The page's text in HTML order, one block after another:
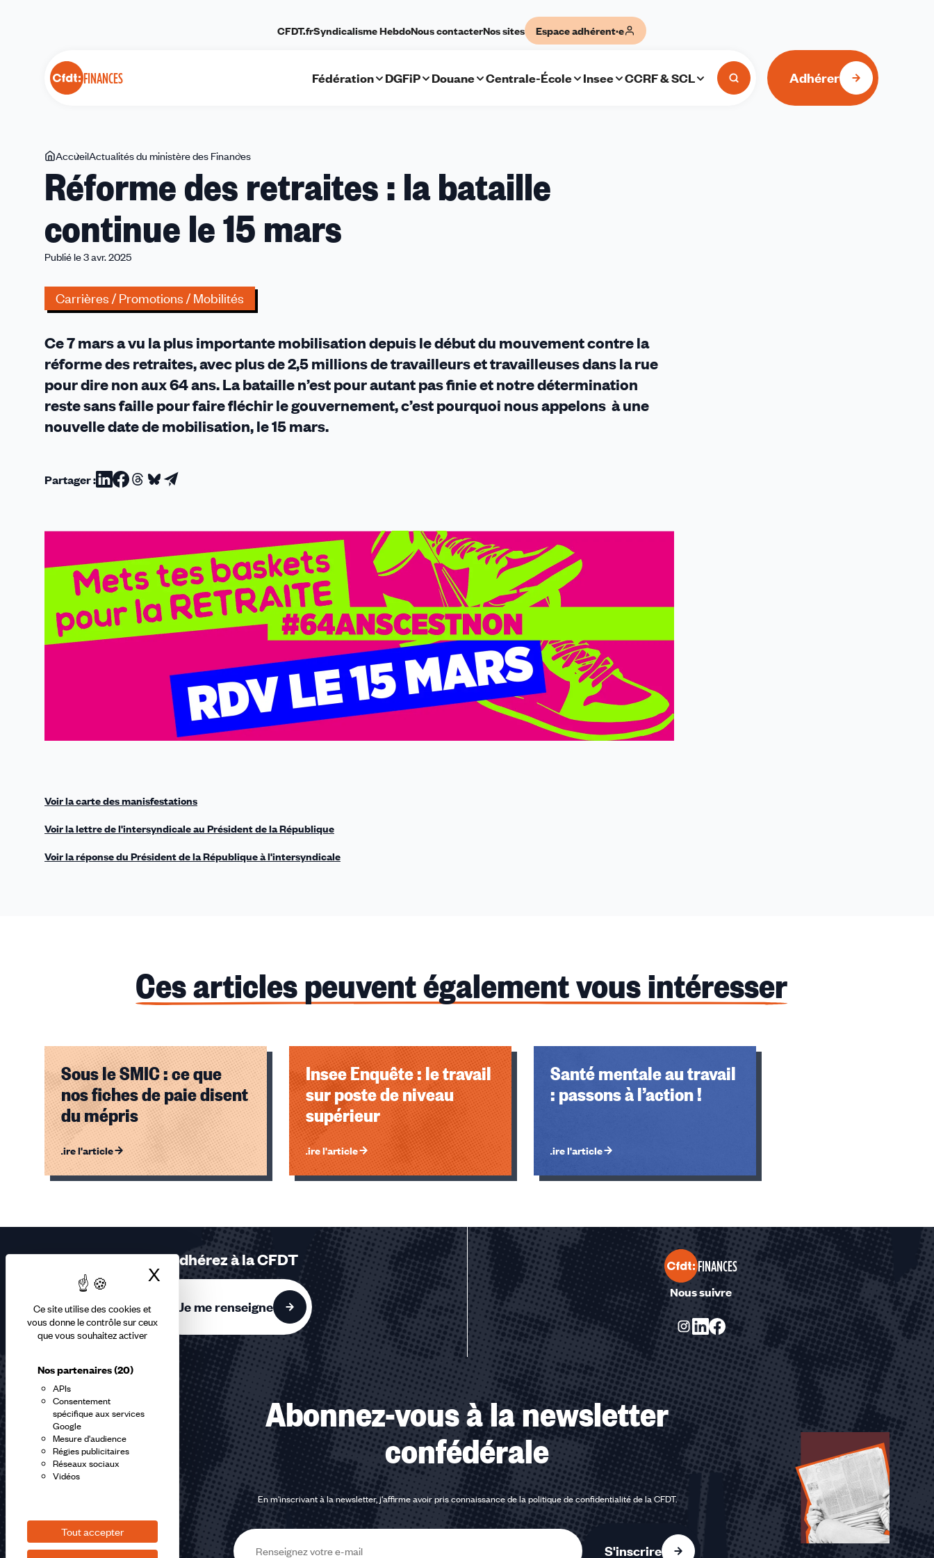
Ce site utilise des cookies et
vous donne le contrôle sur ceux
que vous souhaitez activer
Nos partenaires(20)
APIs
Consentement
spécifique aux services
Google
Mesure d'audience
Régies publicitaires
Réseaux sociaux
Vidéos
Tout accepter
X Masquer le bandeau des cookies
FINANCES
CFDT.frSyndicalisme HebdoNous contacterNos sites Espace adhérent·e
Fédération DGFiP Douane Centrale-École Insee CCRF & SCL Adhérer
Vous
êtes
ici
AccueilActualités du ministère des Finances
des
retraites
:
la
mars
Réforme des retraites : la bataille
continue le 15 mars
Publié le 3 avr. 2025
Carrières / Promotions / Mobilités
Ce 7 mars a vu la plus importante mobilisation depuis le début du mouvement contre la
réforme des retraites, avec plus de 2,5 millions de travailleurs et travailleuses dans la rue
pour dire non aux 64 ans. La bataille n’est pour autant pas finie et notre détermination
reste sans faille pour faire fléchir le gouvernement, c’est pourquoi nous appelons à une
nouvelle date de mobilisation, le 15 mars.
Partager :Partager
Linkedin
Partager
Facebook
Partager
Threads
Partager
Bluesky
Partager
email
Voir la carte des manisfestations
Voir la lettre de l'intersyndicale au Président de la République
Voir la réponse du Président de la République à l'intersyndicale
Ces articles peuvent également vous intéresser
Sous le SMIC : ce que
nos fiches de paie disent
du mépris
Lire l'article
Insee Enquête : le travail
sur poste de niveau
supérieur
Lire l'article
Santé mentale au travail
: passons à l’action !
Lire l'article
Éléments
sur
accessibles
Adhérez à la CFDT
Je me renseigne
FINANCES
Nous suivre
Abonnez-vous à la newsletter
confédérale
En m'inscrivant à la newsletter, j'affirme avoir pris connaissance de lapolitique de confidentialité de la CFDT.
S'inscrire